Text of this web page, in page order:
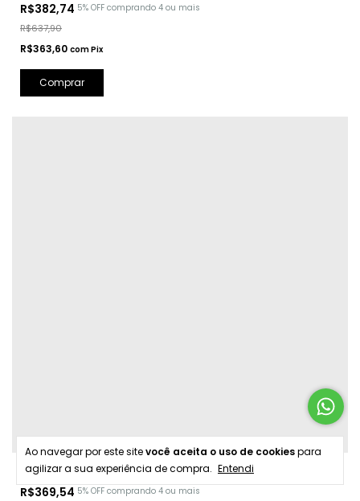
Ao navegar por este sitevocê aceita o uso de cookiespara
agilizar a sua experiência de compra. Entendi
R$382,74 5% OFF comprando 4 ou mais
R$637,90
R$363,60 comPix
Comprar
Conjunto com Cinto Joana
R$369,54 5% OFF comprando 4 ou mais